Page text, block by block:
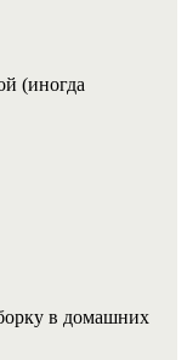
(иногда
в домашних